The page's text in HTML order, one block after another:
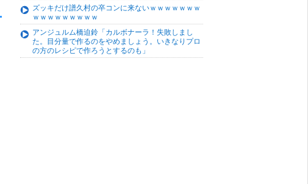
ズッキだけ譜久村の卒コンに来ないｗｗｗｗｗｗｗ
ｗｗｗｗｗｗｗｗｗ
アンジュルム橋迫鈴「カルボナーラ！失敗しまし
た。目分量で作るのをやめましょう。いきなりプロ
の方のレシピで作ろうとするのも」